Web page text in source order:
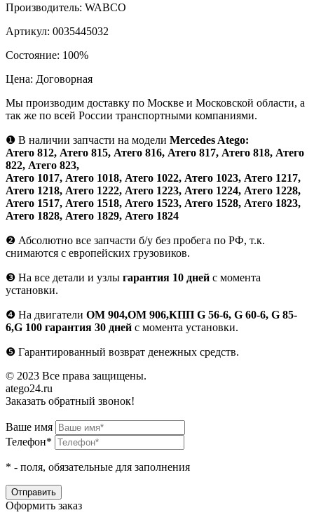
Производитель: WABCO
Артикул: 0035445032
Состояние: 100%
Цена: Договорная
Мы производим доставку по Москве и Московской области, а
так же по всей России транспортными компаниями.
❶ В наличии запчасти на модели Mercedes Atego:
Атего 812, Атего 815, Атего 816, Атего 817, Атего 818, Атего
822, Атего 823,
Атего 1017, Атего 1018, Атего 1022, Атего 1023, Атего 1217,
Атего 1218, Атего 1222, Атего 1223, Атего 1224, Атего 1228,
Атего 1517, Атего 1518, Атего 1523, Атего 1528, Атего 1823,
Атего 1828, Атего 1829, Атего 1824
❷ Абсолютно все запчасти б/у без пробега по РФ, т.к.
снимаются с европейских грузовиков.
❸ На все детали и узлы гарантия 10 дней с момента
установки.
❹ На двигатели ОМ 904,ОМ 906,КПП G 56-6, G 60-6, G 85-
6,G 100 гарантия 30 дней с момента установки.
❺ Гарантированный возврат денежных средств.
© 2023 Все права защищены.
atego24.ru
Заказать обратный звонок!
Ваше имя
Телефон*
* - поля, обязательные для заполнения
Оформить заказ